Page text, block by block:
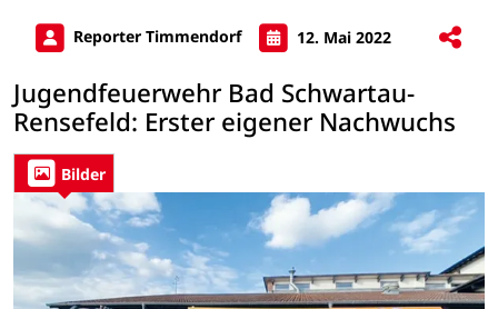
Reporter Timmendorf 12. Mai 2022
Jugendfeuerwehr Bad Schwartau-
Rensefeld: Erster eigener Nachwuchs
Bilder